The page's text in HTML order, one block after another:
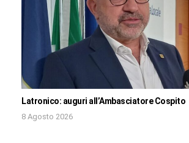
Latronico: auguri all’Ambasciatore Cospito
8 Agosto 2026